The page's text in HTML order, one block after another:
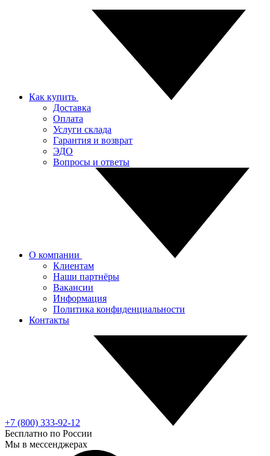
Как купить
Доставка
Оплата
Услуги склада
Гарантия и возврат
ЭДО
Вопросы и ответы
О компании
Клиентам
Наши партнёры
Вакансии
Информация
Политика конфиденциальности
Контакты
+7 (800) 333-92-12
Бесплатно по России
Мы в мессенджерах